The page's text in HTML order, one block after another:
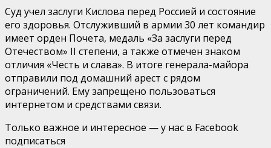
Суд учел заслуги Кислова перед Россией и состояние
его здоровья. Отслуживший в армии 30 лет командир
имеет орден Почета, медаль «За заслуги перед
Отечеством» II степени, а также отмечен знаком
отличия «Честь и слава». В итоге генерала-майора
отправили под домашний арест с рядом
ограничений. Ему запрещено пользоваться
интернетом и средствами связи.
Только важное и интересное — у нас в Facebook
подписаться